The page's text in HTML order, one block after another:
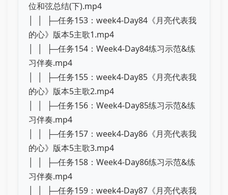
位和弦总结(下).mp4
│ │ ├─任务153：week4-Day84《月亮代表我
的心》版本5主歌1.mp4
│ │ ├─任务154：Week4-Day84练习示范&练
习伴奏.mp4
│ │ ├─任务155：week4-Day85《月亮代表我
的心》版本5主歌2.mp4
│ │ ├─任务156：Week4-Day85练习示范&练
习伴奏.mp4
│ │ ├─任务157：week4-Day86《月亮代表我
的心》版本5主歌3.mp4
│ │ ├─任务158：Week4-Day86练习示范&练
习伴奏.mp4
│ │ ├─任务159：week4-Day87《月亮代表我